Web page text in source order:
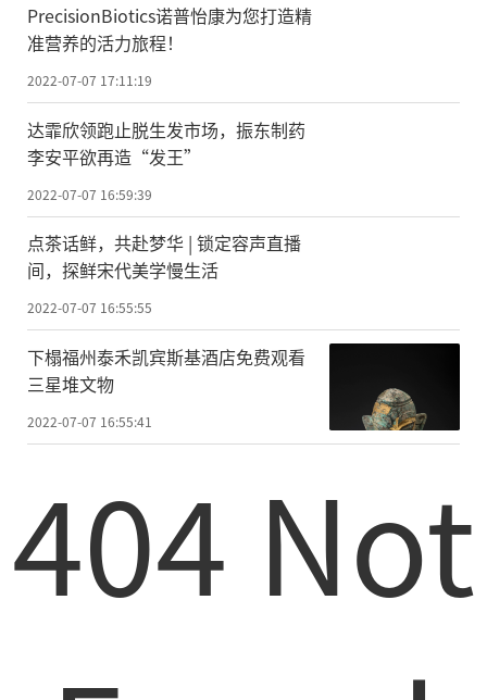
PrecisionBiotics诺普怡康为您打造精
准营养的活力旅程！
2022-07-07 17:11:19
达霏欣领跑止脱生发市场，振东制药
李安平欲再造“发王”
2022-07-07 16:59:39
点茶话鲜，共赴梦华 | 锁定容声直播
间，探鲜宋代美学慢生活
2022-07-07 16:55:55
下榻福州泰禾凯宾斯基酒店免费观看
三星堆文物
2022-07-07 16:55:41
404 Not